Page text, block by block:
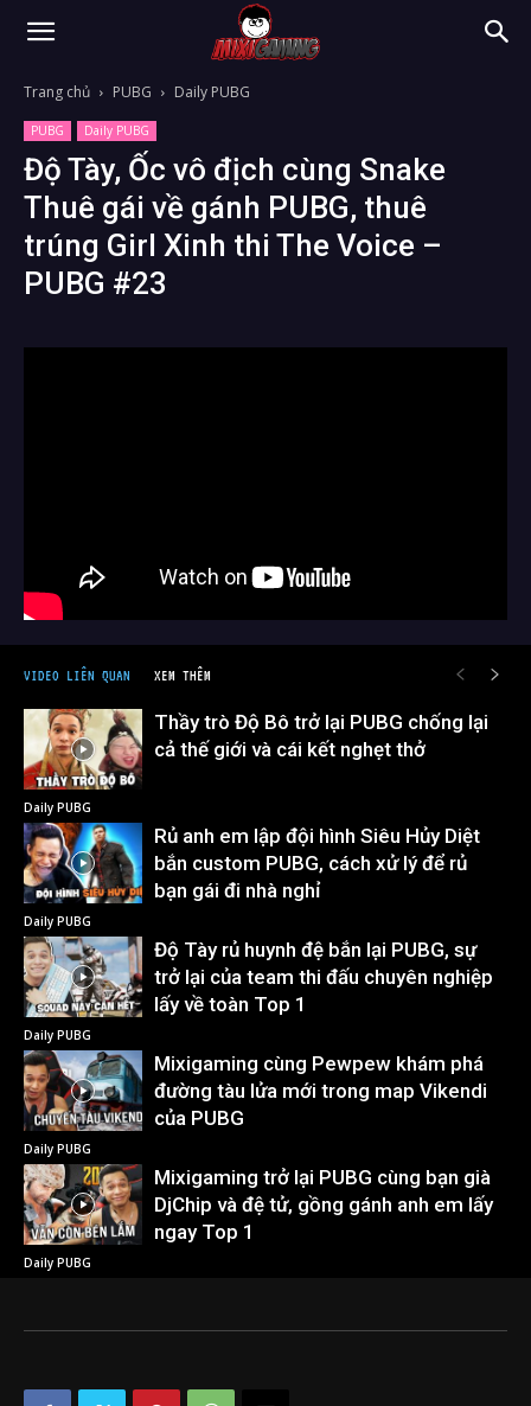
Trang chủ PUBG Daily PUBG
PUBG Daily PUBG
Độ Tày, Ốc vô địch cùng Snake
Thuê gái về gánh PUBG, thuê
trúng Girl Xinh thi The Voice –
PUBG #23
VIDEO LIÊN QUAN XEM THÊM
Daily PUBG
Thầy trò Độ Bô trở lại PUBG chống lại
cả thế giới và cái kết nghẹt thở
Daily PUBG
Rủ anh em lập đội hình Siêu Hủy Diệt
bắn custom PUBG, cách xử lý để rủ
bạn gái đi nhà nghỉ
Daily PUBG
Độ Tày rủ huynh đệ bắn lại PUBG, sự
trở lại của team thi đấu chuyên nghiệp
lấy về toàn Top 1
Daily PUBG
Mixigaming cùng Pewpew khám phá
đường tàu lửa mới trong map Vikendi
của PUBG
Daily PUBG
Mixigaming trở lại PUBG cùng bạn già
DjChip và đệ tử, gồng gánh anh em lấy
ngay Top 1